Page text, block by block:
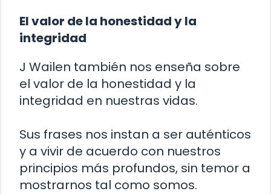
El valor de la honestidad y la
integridad
J Wailen también nos enseña sobre
el valor de la honestidad y la
integridad en nuestras vidas.
Sus frases nos instan a ser auténticos
y a vivir de acuerdo con nuestros
principios más profundos, sin temor a
mostrarnos tal como somos.